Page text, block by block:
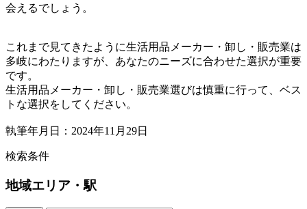
会えるでしょう。
これまで見てきたように生活用品メーカー・卸し・販売業は
多岐にわたりますが、あなたのニーズに合わせた選択が重要
です。
生活用品メーカー・卸し・販売業選びは慎重に行って、ベス
トな選択をしてください。
執筆年月日：2024年11月29日
検索条件
地域エリア・駅